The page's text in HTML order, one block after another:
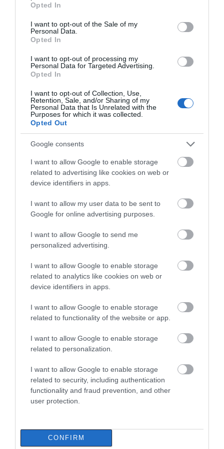
use your data for below specified purposes in below Google
consent section.
Opted In
I want to opt-out of the Sale of my
Personal Data.
Opted In
I want to opt-out of processing my
Personal Data for Targeted Advertising.
Opted In
I want to opt-out of Collection, Use,
Retention, Sale, and/or Sharing of my
Personal Data that Is Unrelated with the
Purposes for which it was collected.
Opted Out
Google consents
I want to allow Google to enable storage
related to advertising like cookies on web or
device identifiers in apps.
I want to allow my user data to be sent to
Google for online advertising purposes.
I want to allow Google to send me
personalized advertising.
I want to allow Google to enable storage
related to analytics like cookies on web or
device identifiers in apps.
I want to allow Google to enable storage
related to functionality of the website or app.
I want to allow Google to enable storage
related to personalization.
I want to allow Google to enable storage
related to security, including authentication
functionality and fraud prevention, and other
user protection.
CONFIRM
«Στιφάδο της Παναγίας»
Ο Αλέξης Τσίπρας παρουσιάζει το
στη Θεσσαλονίκη
08.08.2026 | 19:20
Κάνεις δεν ξεχνά τι έζησε η
Εύβοια πριν πέντε χρόνια
08.08.2026 | 19:00
Σε δημοπρασία η μπάλα των
08.08.2026 | 18:40
Εύβοιας: Μένουν κάθε μέρα χωρίς
νερό – Σοβαρή καταγγελία
Αγροτικές ενισχύσεις: Ποιοι θα
προκαταβολές
Σε πελάγη ευτυχίας
αντιδήμαρχος στην Εύβοια! Έγινε
για τρίτη φορά παππούς!
08.08.2026 | 17:40
οικογενειακές διακοπές στην
Εύβοια! Δείτε σε ποια παραλία
08.08.2026 | 17:20
Αυξημένη ετοιμότητα παντού
08.08.2026 | 17:00
ΠΕΡΙΣΣΟΤΕΡΑ ΑΠΟ ΕΙΔΗΣΕΙΣ ΕΥΒΟΙΑ
Φωτιά στην Εύβοια σε
ξερά χόρτα
Ρίγη συγκίνησης στην
Εύβοια! Η Ιερά Μονή
της Μεταμορφώσεως
παράνομες χωματερές
– Έρχονται πρόστιμα
χωρίς εξαιρέσεις
επέτειος της
καταστροφικής
πυρκαγιάς – Το
χρονικό της τραγωδίας
Εύβοια: Πότε θα γίνει ο
καθιερωμένος έρανος
για το «Στιφάδο της
Κάνεις δεν ξεχνά τι